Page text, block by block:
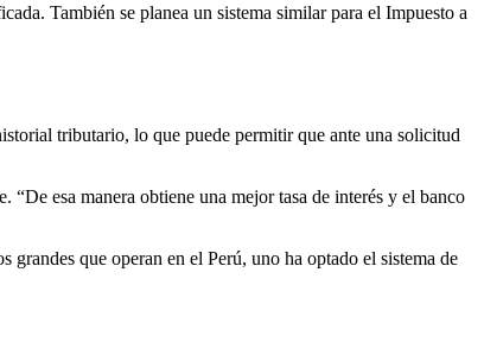
También se planea un sistema similar para el Impuesto a
tributario, lo que puede permitir que ante una solicitud
esa manera obtiene una mejor tasa de interés y el banco
que operan en el Perú, uno ha optado el sistema de